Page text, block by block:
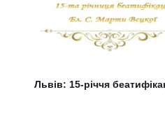
Львів: 15-річчя